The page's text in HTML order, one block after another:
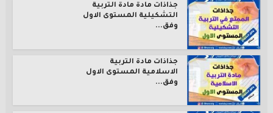
جذاذات مادة مادة التربية
التشكيلية المستوى الاول
وفق...
جذاذات مادة التربية
الاسلامية المستوى الاول
وفق...